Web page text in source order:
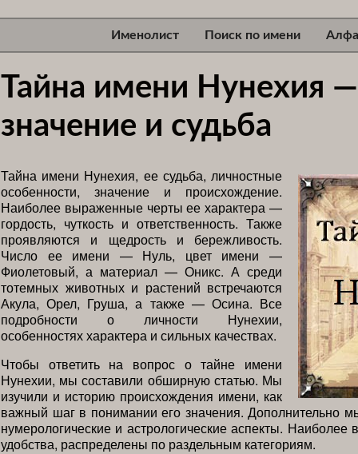
Именолист Поиск по имени
Тайна имени Нунехия —
значение и судьба
Тайна имени Нунехия, ее судьба, личностные
особенности, значение и происхождение.
Наиболее выраженные черты ее характера —
гордость, чуткость и ответственность. Также
проявляются и щедрость и бережливость.
Число ее имени — Нуль, цвет имени —
Фиолетовый, а материал — Оникс. А среди
тотемных животных и растений встречаются
Акула, Орел, Груша, а также — Осина. Все
подробности о личности Нунехии,
особенностях характера и сильных качествах.
Чтобы ответить на вопрос о тайне имени
Нунехии, мы составили обширную статью. Мы
изучили и историю происхождения имени, как
важный шаг в понимании его значения. Дополнительно
нумерологические и астрологические аспекты.
удобства, распределены по раздельным категориям.